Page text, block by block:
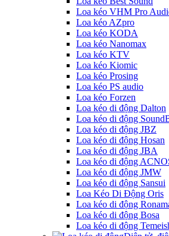
Loa kéo VHM Pro
Loa kéo AZpro
Loa kéo KODA
Loa kéo Nanomax
Loa kéo KTV
Loa kéo Kiomic
Loa kéo Prosing
Loa kéo PS audio
Loa kéo Forzen
Loa kéo di động Dalton
Loa kéo di động
Loa kéo di động JBZ
Loa kéo di động Hosan
Loa kéo di động JBA
Loa kéo di động
Loa kéo di động JMW
Loa kéo di động Sansui
Loa Kéo Di Động Oris
Loa kéo di động
Loa kéo di động Bosa
Loa kéo di động